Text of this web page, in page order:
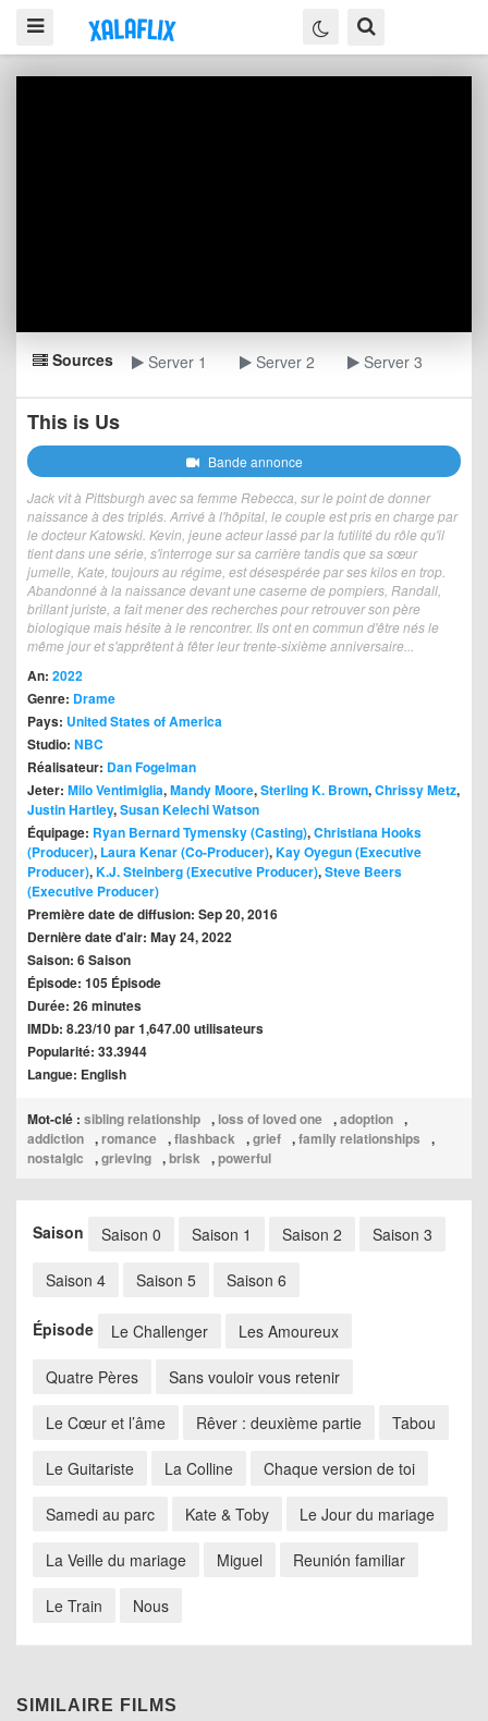
Sources Server 1 Server 2 Server 3
This is Us
Bande annonce
Jack vit à Pittsburgh avec sa femme Rebecca, sur le point de donner
naissance à des triplés. Arrivé à l'hôpital, le couple est pris en charge par
le docteur Katowski. Kevin, jeune acteur lassé par la futilité du rôle qu'il
tient dans une série, s'interroge sur sa carrière tandis que sa sœur
jumelle, Kate, toujours au régime, est désespérée par ses kilos en trop.
Abandonné à la naissance devant une caserne de pompiers, Randall,
brillant juriste, a fait mener des recherches pour retrouver son père
biologique mais hésite à le rencontrer. Ils ont en commun d'être nés le
même jour et s'apprêtent à fêter leur trente-sixième anniversaire...
An: 2022
Genre: Drame
Pays: United States of America
Studio: NBC
Réalisateur: Dan Fogelman
Jeter: Milo Ventimiglia,Mandy Moore,Sterling K. Brown,Chrissy Metz,
Justin Hartley,Susan Kelechi Watson
Équipage: Ryan Bernard Tymensky (Casting),Christiana Hooks
(Producer), Laura Kenar (Co-Producer),Kay Oyegun (Executive
Producer),K.J. Steinberg (Executive Producer),Steve Beers
(Executive Producer)
Première date de diffusion: Sep 20, 2016
Dernière date d'air: May 24, 2022
Saison: 6 Saison
Épisode: 105 Épisode
Durée: 26 minutes
IMDb: 8.23/10 par 1,647.00 utilisateurs
Popularité: 33.3944
Langue: English
Mot-clé : sibling relationship , loss of loved one ,adoption ,
addiction ,romance ,flashback ,grief ,family relationships
,
nostalgic
,grieving ,brisk ,powerful
Saison Saison 0 Saison 1 Saison 2 Saison 3
Saison 4 Saison 5 Saison 6
Épisode Le Challenger Les Amoureux
Quatre Pères Sans vouloir vous retenir
Le Cœur et l’âme Rêver : deuxième partie Tabou
Le Guitariste La Colline Chaque version de toi
Samedi au parc Kate & Toby Le Jour du mariage
La Veille du mariage Miguel Reunión familiar
Le Train Nous
SIMILAIRE FILMS